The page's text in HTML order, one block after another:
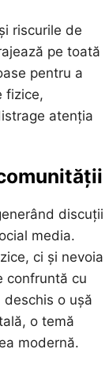
riscurile de
pe toată
pentru a
fizice,
atenția
discuții
media.
ci și nevoia
confruntă cu
deschis o ușă
o temă
modernă.